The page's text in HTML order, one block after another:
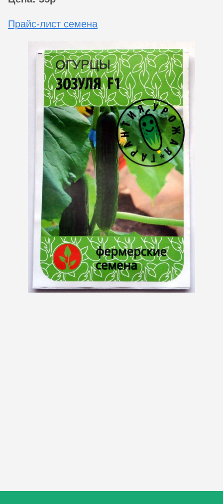
Прайс-лист семена